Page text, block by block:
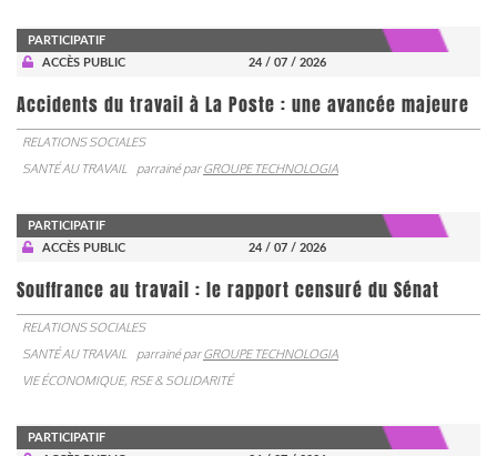
PARTICIPATIF
ACCÈS PUBLIC
24 / 07 / 2026
Accidents du travail à La Poste : une avancée majeure
RELATIONS SOCIALES
SANTÉ AU TRAVAIL
parrainé parGROUPE TECHNOLOGIA
PARTICIPATIF
ACCÈS PUBLIC
24 / 07 / 2026
Souffrance au travail : le rapport censuré du Sénat
RELATIONS SOCIALES
SANTÉ AU TRAVAIL
parrainé parGROUPE TECHNOLOGIA
VIE ÉCONOMIQUE, RSE & SOLIDARITÉ
PARTICIPATIF